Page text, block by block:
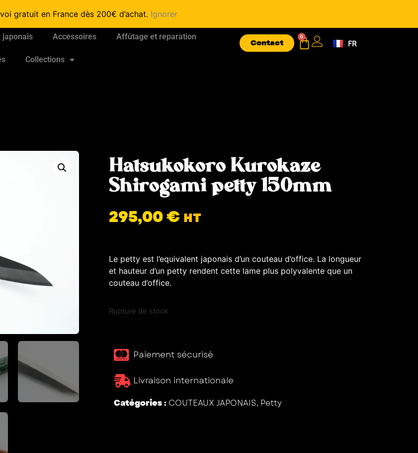
gratuit en France dès 200€ d’achat. Ignorer
japonais Accessoires Affûtage et reparation
Collections
Contact
0
FR
EN
Hatsukokoro Kurokaze
Shirogami petty 150mm
295,00€ HT
Le petty est l’equivalent japonais d’un couteau d’office. La longueur
et hauteur d’un petty rendent cette lame plus polyvalente que un
couteau d’office.
Rupture de stock
Paiement sécurisé ​
Livraison internationale
Catégories : COUTEAUX JAPONAIS, Petty